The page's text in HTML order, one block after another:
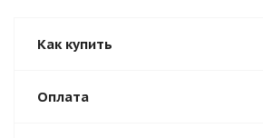
Как купить
Оплата